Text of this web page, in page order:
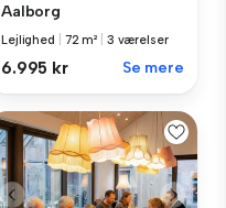
Aalborg
Lejlighed 72 m² 3 værelser
6.995 kr Se mere